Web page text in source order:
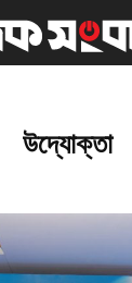
উদ্যোক্তা